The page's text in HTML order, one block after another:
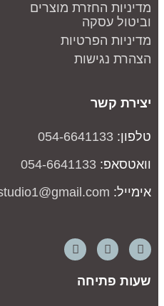
מדיניות החזרת מוצרים
וביטול עסקה
מדיניות הפרטיות
הצהרת נגישות
יצירת קשר
טלפון: 054-6641133
וואטסאפ: 054-6641133
אימייל:
שעות פתיחה